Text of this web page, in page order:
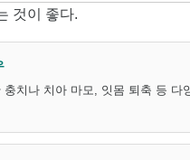
것이 좋다.
치나 치아 마모, 잇몸 퇴축 등 다